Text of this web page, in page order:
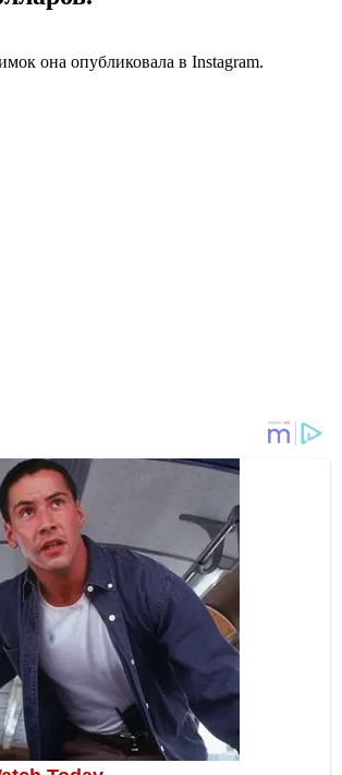
она опубликовала в Instagram.